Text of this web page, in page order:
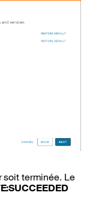
soit terminée. Le